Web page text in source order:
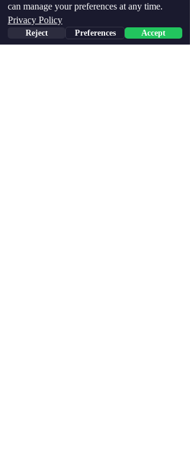
Phone Email Facebook
can manage your preferences at any time.
Privacy Policy
Reject Preferences Accept